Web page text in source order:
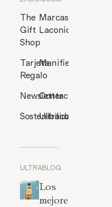
The
Gift
Shop
Marcas
Laconicum
Tarjeta
Regalo
Manifiesto
Newsletter
Contacto
Sostenibilidad
Ultracosmética
ULTRABLOG
Los
mejores